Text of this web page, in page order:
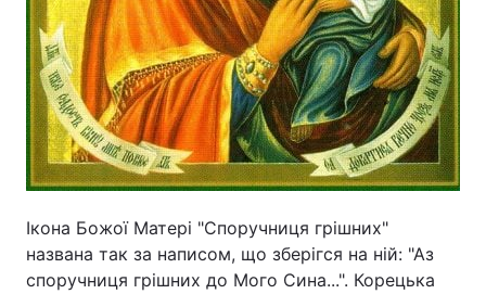
Ікона Божої Матері "Споручниця грішних"
названа так за написом, що зберігся на ній: "Аз
споручниця грішних до Мого Сина...". Корецька